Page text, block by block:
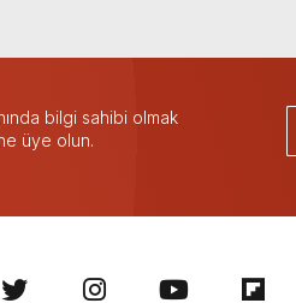
bilgi sahibi olmak
üye olun.